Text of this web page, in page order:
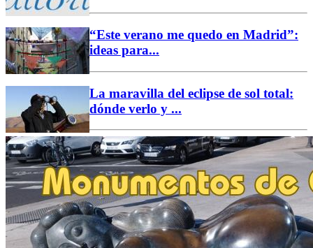
“Este verano me quedo en Madrid”:
ideas para...
La maravilla del eclipse de sol total:
dónde verlo y ...